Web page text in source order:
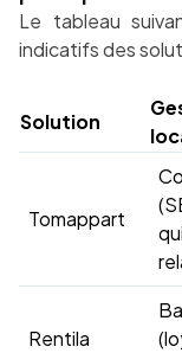
Le tableau
indicatifs des
Solution
Tomappart
Rentila